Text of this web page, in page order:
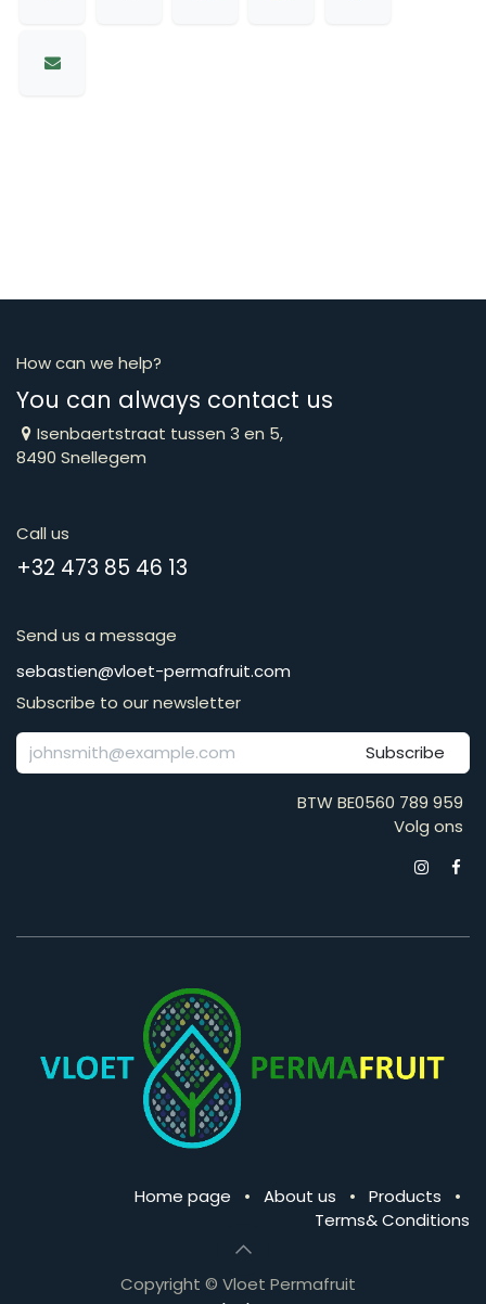
How can we help?
You can always contact us
Isenbaertstraat tussen 3 en 5,
8490 Snellegem
Call us
​​​​​​​​​​​​​​​​​​​​​​​+​3​2​ ​4​7​3​ ​8​5​ ​4​6​ ​1​3
Send us a message
​​​​​​​​​​​​​​​​​​​​​​​​​​​​s​e​b​a​s​t​i​e​n​@​v​l​o​e​t​-​p​e​r​m​a​f​r​u​it​.​c​o​m
Subscribe to our newsletter
Subscribe
BTW BE0560 789 959
Volg ons
Home page • About us • Products
•
Terms& Conditions
Copyright © Vloet Permafruit